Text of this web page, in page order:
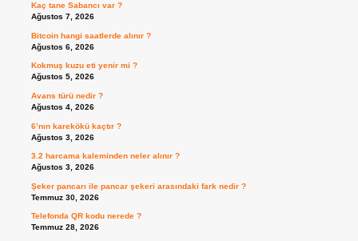
Kaç tane Sabancı var ?
Ağustos 7, 2026
Bitcoin hangi saatlerde alınır ?
Ağustos 6, 2026
Kokmuş kuzu eti yenir mi ?
Ağustos 5, 2026
Avans türü nedir ?
Ağustos 4, 2026
6’nın karekökü kaçtır ?
Ağustos 3, 2026
3.2 harcama kaleminden neler alınır ?
Ağustos 3, 2026
Şeker pancarı ile pancar şekeri arasındaki fark nedir ?
Temmuz 30, 2026
Telefonda QR kodu nerede ?
Temmuz 28, 2026